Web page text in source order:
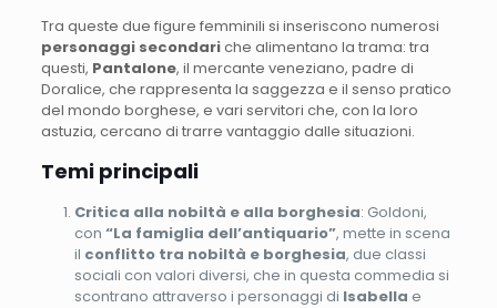
Tra queste due figure femminili si inseriscono numerosi
personaggi secondariche alimentano la trama: tra
questi, Pantalone, il mercante veneziano, padre di
Doralice, che rappresenta la saggezza e il senso pratico
del mondo borghese, e vari servitori che, con la loro
astuzia, cercano di trarre vantaggio dalle situazioni.
Temi principali
Critica alla nobiltà e alla borghesia: Goldoni,
con “La famiglia dell’antiquario”, mette in scena
il conflitto tra nobiltà e borghesia, due classi
sociali con valori diversi, che in questa commedia si
scontrano attraverso i personaggi di Isabella e